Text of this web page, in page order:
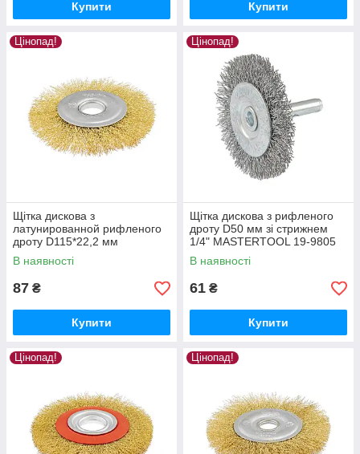
Купити Купити
Цінопад!
Щітка дискова з
латунированной рифленого
дроту D115*22,2 мм
MASTERTOOL 19-9111
В наявності
87 ₴
Купити
Цінопад!
Щітка дискова з рифленого
дроту D50 мм зі стрижнем
1/4" MASTERTOOL 19-9805
В наявності
61 ₴
Купити
Цінопад! Цінопад!